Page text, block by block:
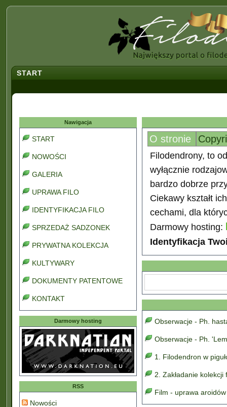
START
Nawigacja
START
NOWOŚCI
GALERIA
UPRAWA FILO
IDENTYFIKACJA FILO
SPRZEDAŻ SADZONEK
PRYWATNA KOLEKCJA
KULTYWARY
DOKUMENTY PATENTOWE
KONTAKT
Darmowy hosting
RSS
Nowości
O stronie
Filodendrony, to
wyłącznie
bardzo dobrze
Ciekawy kształt
cechami, dla
Darmowy hosting:
Identyfikacja
Obserwacje - Ph.
Obserwacje - Ph.
1. Filodendron w
2. Zakładanie
Film - uprawa